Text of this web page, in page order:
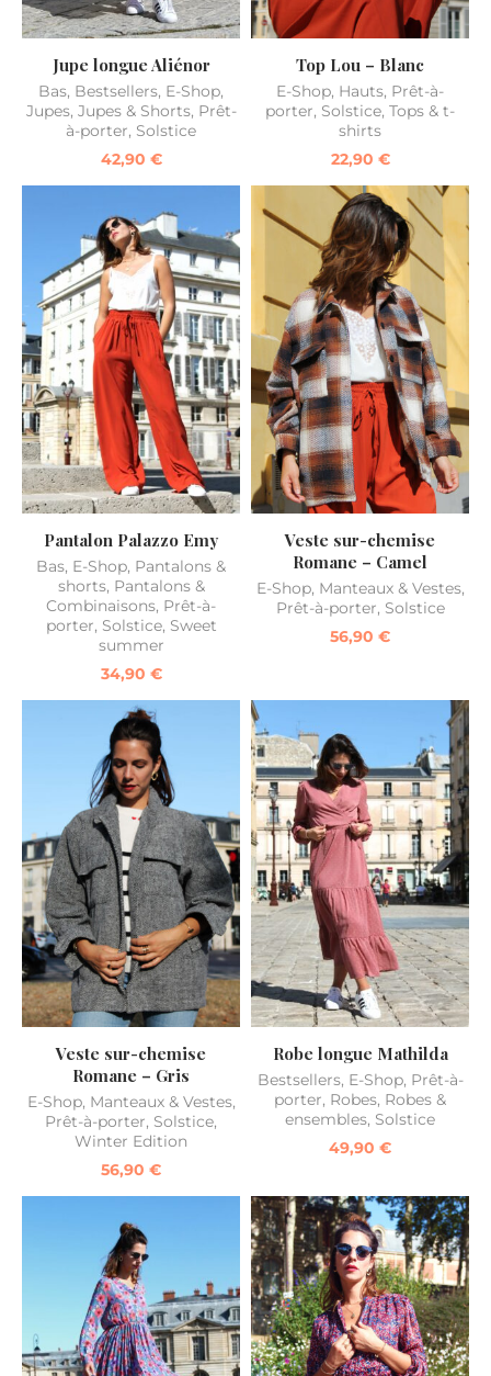
Jupe longue Aliénor
Bas, Bestsellers, E-Shop,
Jupes, Jupes & Shorts, Prêt-
à-porter, Solstice
42,90 €
Top Lou – Blanc
E-Shop, Hauts, Prêt-à-
porter, Solstice, Tops & t-
shirts
22,90 €
Pantalon Palazzo Emy
Bas, E-Shop, Pantalons &
shorts, Pantalons &
Combinaisons, Prêt-à-
porter, Solstice, Sweet
summer
34,90 €
Veste sur-chemise
Romane – Camel
E-Shop, Manteaux & Vestes,
Prêt-à-porter, Solstice
56,90 €
Veste sur-chemise
Romane – Gris
E-Shop, Manteaux & Vestes,
Prêt-à-porter, Solstice,
Winter Edition
56,90 €
Robe longue Mathilda
Bestsellers, E-Shop, Prêt-à-
porter, Robes, Robes &
ensembles, Solstice
49,90 €